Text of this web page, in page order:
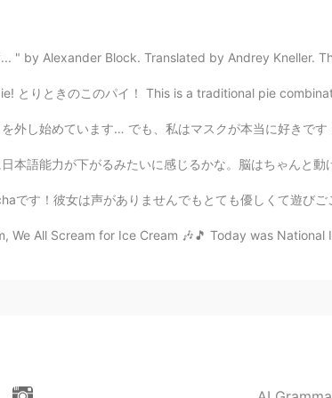
語でもあるし、日本語に訳すのが難しいですね🤔
！勉強になりました！
" by Alexander Block. Translated by Andrey Kneller.
りときのこのパイ！ This is a traditional pie combination in
も、私はマスクが本当に好きです！！ 特に今。 不可欠であり、他の人々の健康と私たち自身の健康を保
感じるかな。脳はちゃんと動けないよみたいでちゃんと話せない！😂😭ヤっぱり話すのは書くことより難しいね。
女は声がありませんでもとても優しくて遊びごころですよ！ She actually
We All Scream for Ice Cream 🎶🎵 Today was National